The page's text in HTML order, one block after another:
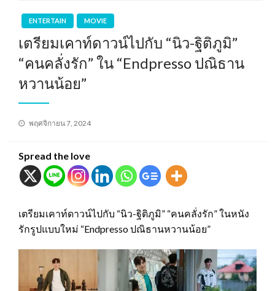
ENTERTAIN MOVIE
เตรียมเคาท์ดาวน์ไปกับ “นิว-ฐิติภูมิ”
“คนคลั่งรัก” ใน “Endpresso ปณิธาน
หวานน้อย”
Posted
พฤศจิกายน 7, 2024
Spread the love
เตรียมเคาท์ดาวน์ไปกับ “นิว-ฐิติภูมิ” “คนคลั่งรัก” ในหนัง
รักรูปแบบใหม่ “Endpresso ปณิธานหวานน้อย”